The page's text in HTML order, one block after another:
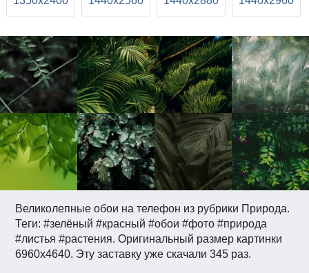
Великолепные обои на телефон из рубрики Природа.
Теги: #зелёный #красный #обои #фото #природа
#листья #растения. Оригинальный размер картинки
6960x4640. Эту заставку уже скачали 345 раз.